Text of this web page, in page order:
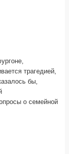
трагедией,
бы,
о семейной